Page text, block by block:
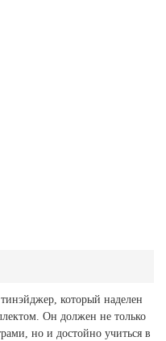
который наделен
Он должен не только
но и достойно учиться в